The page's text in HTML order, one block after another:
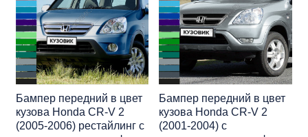
Бампер передний в цвет
кузова Honda CR-V 2
(2005-2006) рестайлинг с
Бампер передний в цвет
кузова Honda CR-V 2
(2001-2004) с